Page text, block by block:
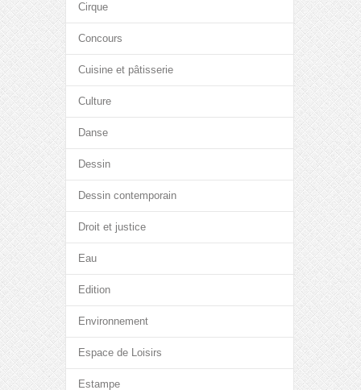
Cirque
Concours
Cuisine et pâtisserie
Culture
Danse
Dessin
Dessin contemporain
Droit et justice
Eau
Edition
Environnement
Espace de Loisirs
Estampe